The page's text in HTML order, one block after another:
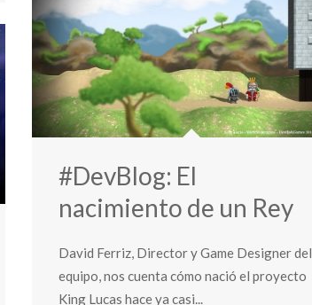
#DevBlog: El
nacimiento de un Rey
David Ferriz, Director y Game Designer del
equipo, nos cuenta cómo nació el proyecto
King Lucas hace ya casi...